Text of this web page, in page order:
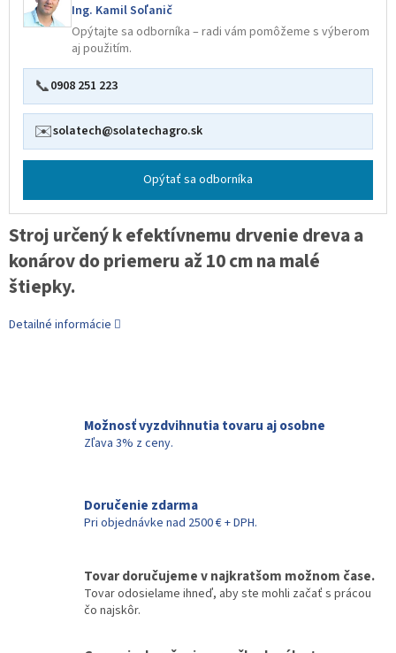
Ing. Kamil Soľanič
Opýtajte sa odborníka – radi vám pomôžeme s výberom
aj použitím.
📞0908 251 223
✉️solatech@solatechagro.sk
Opýtať sa odborníka
Stroj určený k efektívnemu drvenie dreva a
konárov do priemeru až 10 cm na malé
štiepky.
Detailné informácie
Možnosť vyzdvihnutia tovaru aj osobne
Zľava 3% z ceny.
Doručenie zdarma
Pri objednávke nad 2500 € + DPH.
Tovar doručujeme v najkratšom možnom čase.
Tovar odosielame ihneď, aby ste mohli začať s prácou
čo najskôr.